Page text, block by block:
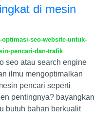
di mesin
seo-website-untuk-
pencari-dan-trafik
seo atau search engine
ilmu mengoptimalkan
pencari seperti
pentingnya? bayangkan
butuh bahan berkualit